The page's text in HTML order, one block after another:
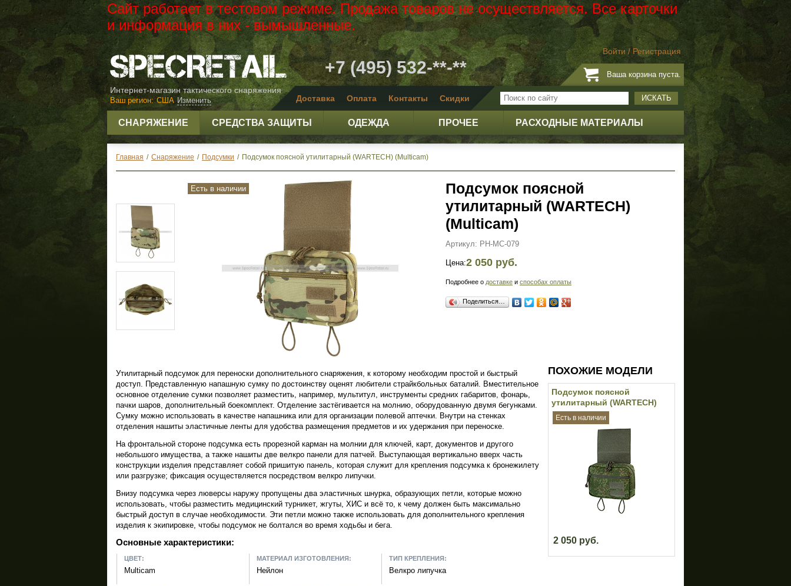
Сайт работает в тестовом режиме. Продажа товаров не осуществляется. Все карточки
и информация в них - вымышленные.
Войти / Регистрация
Ваша корзина пуста.
Интернет-магазин тактического снаряжения
+7 (495) 532-**-**
ИСКАТЬ
Доставка Оплата Контакты Скидки
Изменить
Ваш регион: США
СНАРЯЖЕНИЕ СРЕДСТВА ЗАЩИТЫ ОДЕЖДА ПРОЧЕЕ РАСХОДНЫЕ МАТЕРИАЛЫ
Главная / Снаряжение / Подсумки / Подсумок поясной утилитарный (WARTECH) (Multicam)
Есть в наличии
Подсумок поясной
утилитарный (WARTECH)
(Multicam)
Артикул: PH-MC-079
Цена:2 050 руб.
Подробнее о доставке и способах оплаты
Поделиться…
ПОХОЖИЕ МОДЕЛИ
Подсумок поясной
утилитарный (WARTECH)
(Цифра РФ)
Есть в наличии
2 050 руб.
Утилитарный подсумок для переноски дополнительного снаряжения, к которому необходим простой и быстрый
доступ. Представленную напашную сумку по достоинству оценят любители страйкбольных баталий. Вместительное
основное отделение сумки позволяет разместить, например, мультитул, инструменты средних габаритов, фонарь,
пачки шаров, дополнительный боекомплект. Отделение застёгивается на молнию, оборудованную двумя бегунками.
Сумку можно использовать в качестве напашника или для организации полевой аптечки. Внутри на стенках
отделения нашиты эластичные ленты для удобства размещения предметов и их удержания при переноске.
На фронтальной стороне подсумка есть прорезной карман на молнии для ключей, карт, документов и другого
небольшого имущества, а также нашиты две велкро панели для патчей. Выступающая вертикально вверх часть
конструкции изделия представляет собой пришитую панель, которая служит для крепления подсумка к бронежилету
или разгрузке; фиксация осуществляется посредством велкро липучки.
Внизу подсумка через люверсы наружу пропущены два эластичных шнурка, образующих петли, которые можно
использовать, чтобы разместить медицинский турникет, жгуты, ХИС и всё то, к чему должен быть максимально
быстрый доступ в случае необходимости. Эти петли можно также использовать для дополнительного крепления
изделия к экипировке, чтобы подсумок не болтался во время ходьбы и бега.
Основные характеристики:
ЦВЕТ:
Multicam
МАТЕРИАЛ ИЗГОТОВЛЕНИЯ:
Нейлон
ТИП КРЕПЛЕНИЯ:
Велкро липучка